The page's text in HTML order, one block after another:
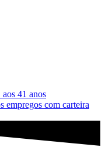
41 anos
empregos com carteira